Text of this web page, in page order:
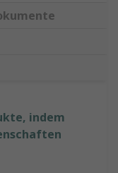
indem